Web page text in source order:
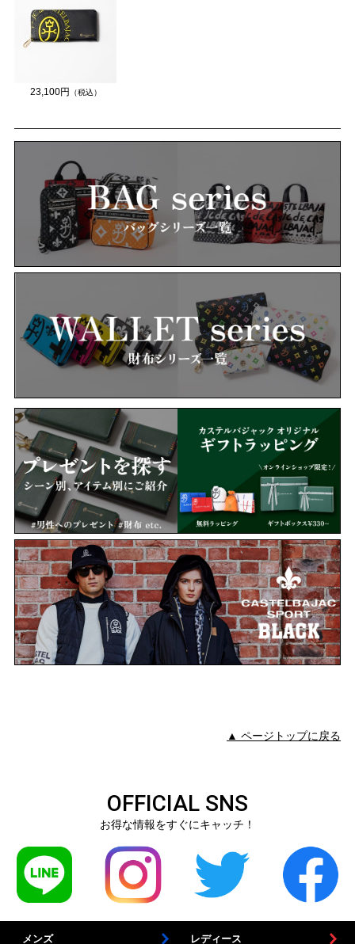
23,100円 （税込）
▲ ページトップに戻る
OFFICIAL SNS
お得な情報をすぐにキャッチ！
メンズ レディース